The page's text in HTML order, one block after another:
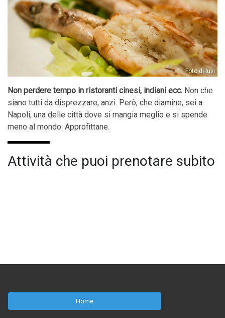
Foto di luvi
Non perdere tempo in ristoranti cinesi, indiani ecc. Non che
siano tutti da disprezzare, anzi. Però, che diamine, sei a
Napoli, una delle città dove si mangia meglio e si spende
meno al mondo. Approfittane.
Attività che puoi prenotare subito
Home